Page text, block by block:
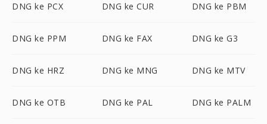
DNG ke PCX DNG ke CUR DNG ke PBM
DNG ke PPM DNG ke FAX DNG ke G3
DNG ke HRZ DNG ke MNG DNG ke MTV
DNG ke OTB DNG ke PAL DNG ke PALM